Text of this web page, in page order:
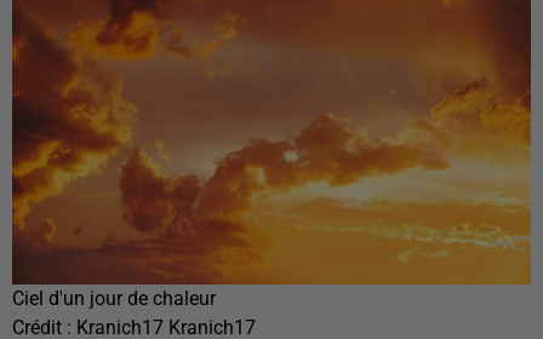
Ciel d'un jour de chaleur
Crédit : Kranich17 Kranich17